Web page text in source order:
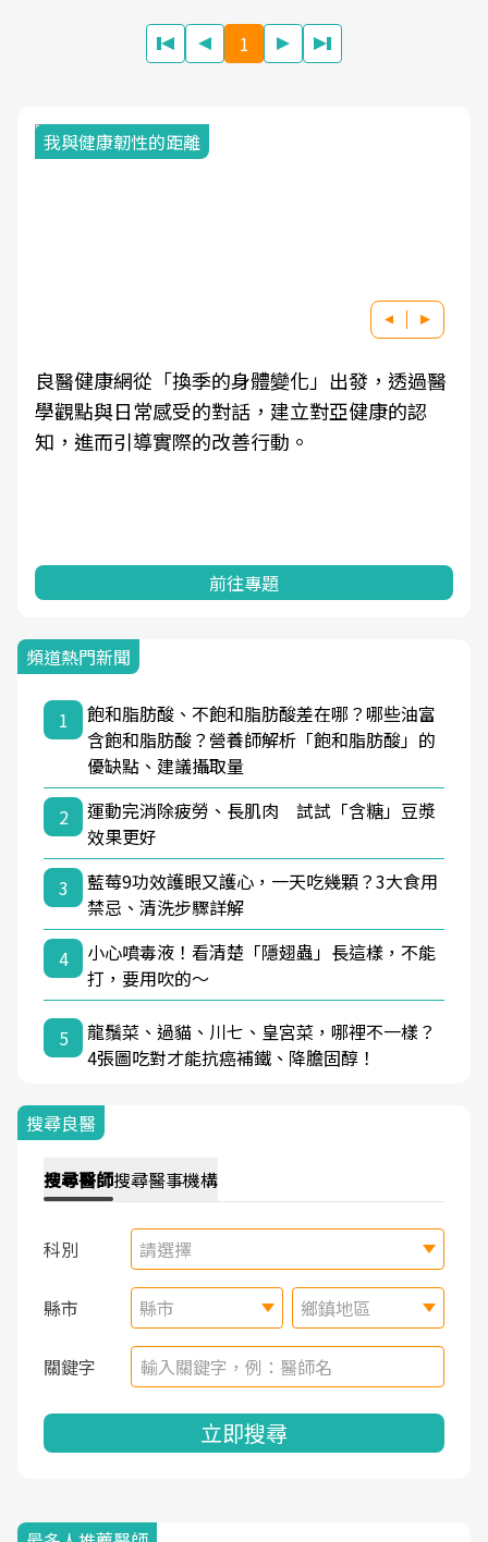
1
我與健康韌性的距離
良醫健康網從「換季的身體變化」出發，透過醫
學觀點與日常感受的對話，建立對亞健康的認
知，進而引導實際的改善行動。
前往專題
頻道熱門新聞
1
飽和脂肪酸、不飽和脂肪酸差在哪？哪些油富
含飽和脂肪酸？營養師解析「飽和脂肪酸」的
優缺點、建議攝取量
2
運動完消除疲勞、長肌肉 試試「含糖」豆漿
效果更好
3
藍莓9功效護眼又護心，一天吃幾顆？3大食用
禁忌、清洗步驟詳解
4
小心噴毒液！看清楚「隱翅蟲」長這樣，不能
打，要用吹的～
5
龍鬚菜、過貓、川七、皇宮菜，哪裡不一樣？
4張圖吃對才能抗癌補鐵、降膽固醇！
搜尋良醫
搜尋醫師搜尋醫事機構
科別 請選擇
縣市 縣市 鄉鎮地區
關鍵字
立即搜尋